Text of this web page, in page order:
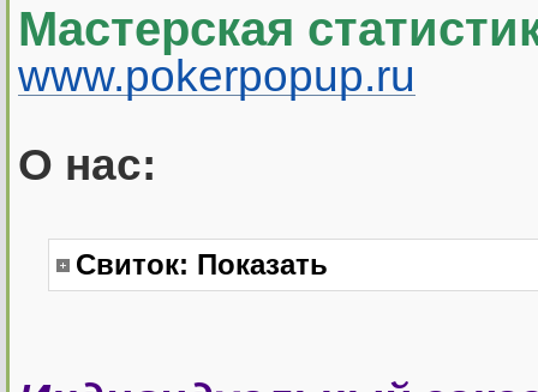
Мастерская
www.pokerpopup.ru
О нас:
Свиток: Показать